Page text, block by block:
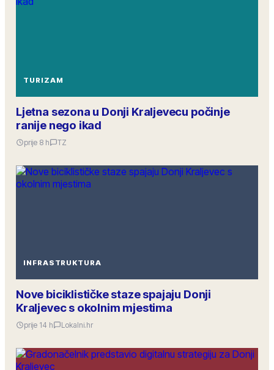
TURIZAM
Ljetna sezona u Donji Kraljevecu počinje
ranije nego ikad
prije 8 h TZ
INFRASTRUKTURA
Nove biciklističke staze spajaju Donji
Kraljevec s okolnim mjestima
prije 14 h Lokalni.hr